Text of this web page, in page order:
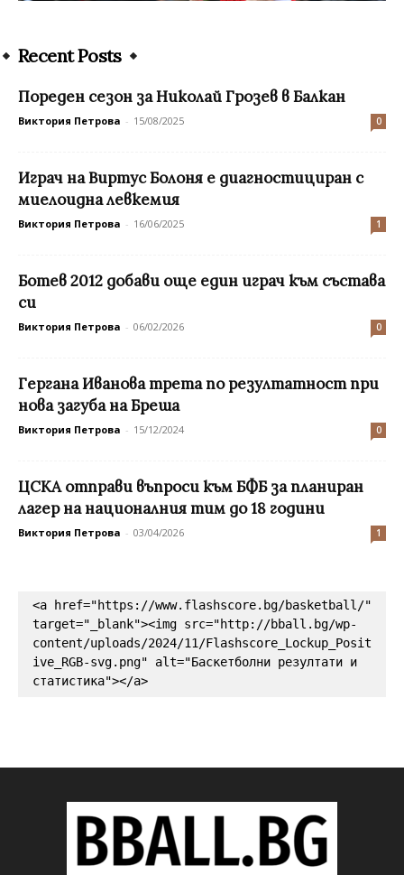
Recent Posts
Пореден сезон за Николай Грозев в Балкан
Виктория Петрова - 15/08/2025 0
Играч на Виртус Болоня е диагностициран с
миелоидна левкемия
Виктория Петрова - 16/06/2025 1
Ботев 2012 добави още един играч към състава
си
Виктория Петрова - 06/02/2026 0
Гергана Иванова трета по резултатност при
нова загуба на Бреша
Виктория Петрова - 15/12/2024 0
ЦСКА отправи въпроси към БФБ за планиран
лагер на националния тим до 18 години
Виктория Петрова - 03/04/2026 1
<a href="https://www.flashscore.bg/basketball/"
target="_blank"><img src="http://bball.bg/wp-
content/uploads/2024/11/Flashscore_Lockup_Posit
ive_RGB-svg.png" alt="Баскетболни резултати и
статистика"></a>